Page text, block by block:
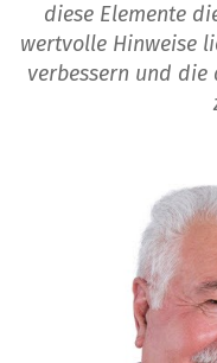
diese Elemente
wertvolle Hinweise
verbessern und